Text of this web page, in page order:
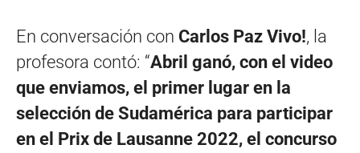
En conversación con Carlos Paz Vivo!, la
profesora contó: “Abril ganó, con el video
que enviamos, el primer lugar en la
selección de Sudamérica para participar
en el Prix de Lausanne 2022, el concurso